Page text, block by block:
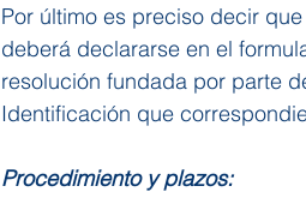
Por último es preciso decir
deberá declararse en el
resolución fundada por parte
Identificación que
Procedimiento y plazos: